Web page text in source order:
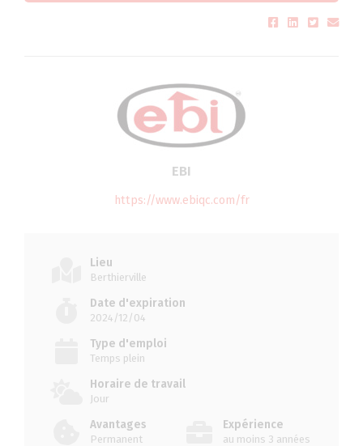
EBI
https://www.ebiqc.com/fr
Lieu
Berthierville
Date d'expiration
2024/12/04
Type d'emploi
Temps plein
Horaire de travail
Jour
Avantages
Permanent
Expérience
au moins 3 années